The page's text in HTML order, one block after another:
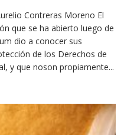
Contreras Moreno El
que se ha abierto luego de
dio a conocer sus
de los Derechos de
y que noson propiamente...